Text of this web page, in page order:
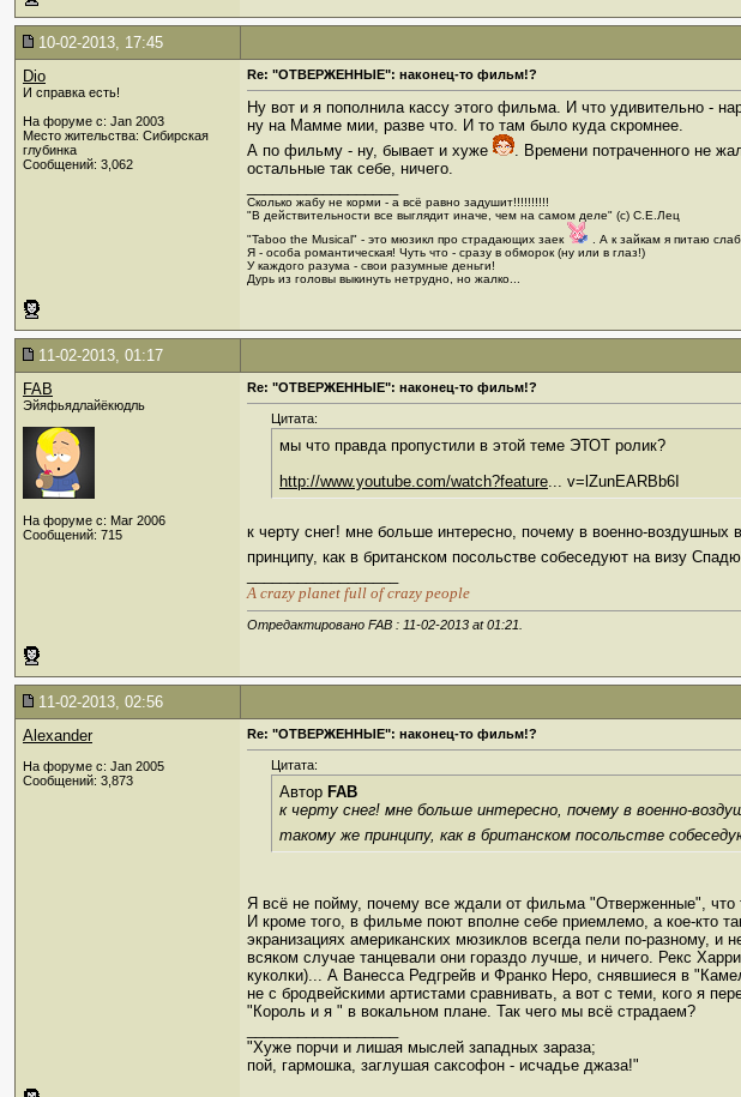
10-02-2013, 17:45
Dio
И справка есть!
На форуме с: Jan 2003
Место жительства: Сибирская
глубинка
Сообщений: 3,062
Re: "ОТВЕРЖЕННЫЕ": наконец-то фильм!?
Ну вот и я пополнила кассу этого фильма. И что удивительно -
ну на Мамме мии, разве что. И то там было куда скромнее.
А по фильму - ну, бывает и хуже
. Времени потраченного не
остальные так себе, ничего.
Сколько жабу не корми - а всё равно задушит!!!!!!!!!!
"В действительности все выглядит иначе, чем на самом деле" (с) С.Е.Лец
"Taboo the Musical" - это мюзикл про страдающих заек
. А к зайкам я питаю
Я - особа романтическая! Чуть что - сразу в обморок (ну или в глаз!)
У каждого разума - свои разумные деньги!
Дурь из головы выкинуть нетрудно, но жалко...
11-02-2013, 01:17
FAB
Эйяфьядлайёкюдль
На форуме с: Mar 2006
Сообщений: 715
Re: "ОТВЕРЖЕННЫЕ": наконец-то фильм!?
Цитата:
мы что правда пропустили в этой теме ЭТОТ ролик?
http://www.youtube.com/watch?feature... v=lZunEARBb6I
к черту снег! мне больше интересно, почему в военно-
принципу, как в британском посольстве собеседуют на визу
А crazy planet full of crazy people
Отредактировано FAB : 11-02-2013 at01:21
11-02-2013, 02:56
Alexander
На форуме с: Jan 2005
Сообщений: 3,873
Re: "ОТВЕРЖЕННЫЕ": наконец-то фильм!?
Цитата:
Автор FAB
к черту снег! мне больше интересно, почему в военно-
такому же принципу, как в британском посольстве
Я всё не пойму, почему все ждали от фильма "Отверженные", что
И кроме того, в фильме поют вполне себе приемлемо, а кое-кто
экранизациях американских мюзиклов всегда пели по-разному,
всяком случае танцевали они гораздо лучше, и ничего. Рекс
куколки)... А Ванесса Редгрейв и Франко Неро, снявшиеся в
не с бродвейскими артистами сравнивать, а вот с теми, кого я
"Король и я " в вокальном плане. Так чего мы всё страдаем?
"Хуже порчи и лишая мыслей западных зараза;
пой, гармошка, заглушая саксофон - исчадье джаза!"